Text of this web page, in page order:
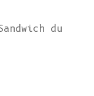
du